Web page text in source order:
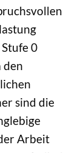
0
den
sind die
Arbeit